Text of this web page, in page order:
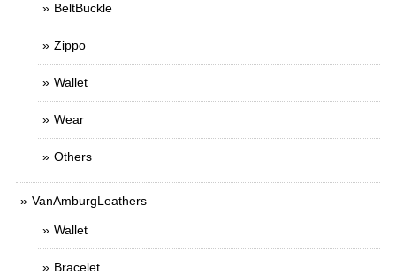
BeltBuckle
Zippo
Wallet
Wear
Others
VanAmburgLeathers
Wallet
Bracelet